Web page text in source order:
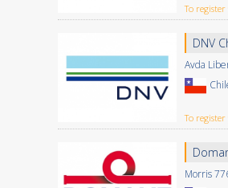
To
DNV
Avda
To
Morris